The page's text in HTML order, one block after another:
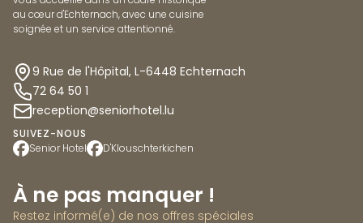
au cœur d'Echternach, avec une cuisine
soignée et un service attentionné.
9 Rue de l'Hôpital, L-6448 Echternach
72 64 50 1
reception@seniorhotel.lu
SUIVEZ-NOUS
Senior Hotel
D'Klouschterkichen
À ne pas manquer !
Restez informé(e) de nos offres spéciales